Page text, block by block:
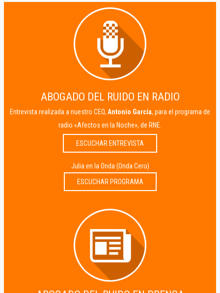
ABOGADO DEL RUIDO EN RADIO
Entrevista realizada a nuestro CEO, Antonio García, para el programa de
radio «Afectos en la Noche», de RNE.
ESCUCHAR ENTREVISTA
Julia en la Onda (Onda Cero)
ESCUCHAR PROGRAMA